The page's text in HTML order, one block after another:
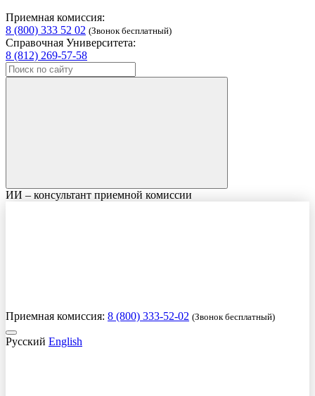
Приемная комиссия:
8 (800) 333 52 02 (Звонок бесплатный)
Справочная Университета:
8 (812) 269-57-58
ИИ – консультант приемной комиссии
Приемная комиссия: 8 (800) 333-52-02 (Звонок бесплатный)
Русский English